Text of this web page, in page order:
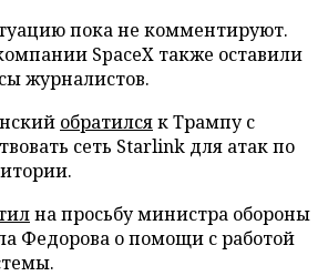
пока не комментируют.
SpaceX также оставили
журналистов.
обратилсяк Трампу с
сеть Starlink для атак по
на просьбу министра обороны
Федорова о помощи с работой